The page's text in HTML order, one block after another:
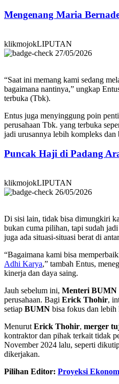
Mengenang Maria
klikmojokLIPUTAN
27/05/2026
“Saat ini memang kami sedang
bagaimana nantinya,” ungkap
terbuka (Tbk).
Entus juga menyinggung poin
perusahaan Tbk. yang terbuka
jadi urusannya lebih kompleks dan
Puncak Haji di Padang
klikmojokLIPUTAN
26/05/2026
Di sisi lain, tidak bisa dimungkiri
bukan cuma pilihan, tapi sudah
juga ada situasi-situasi berat di
“Bagaimana kami bisa
Adhi Karya,” tambah Entus,
kinerja dan daya saing.
Jauh sebelum ini, Menteri
perusahaan. Bagi Erick Thohir,
setiap BUMN bisa fokus dan
Menurut Erick Thohir, merger
kontraktor dan pihak terkait tidak
November 2024 lalu, seperti
dikerjakan.
Pilihan Editor: Proyeksi